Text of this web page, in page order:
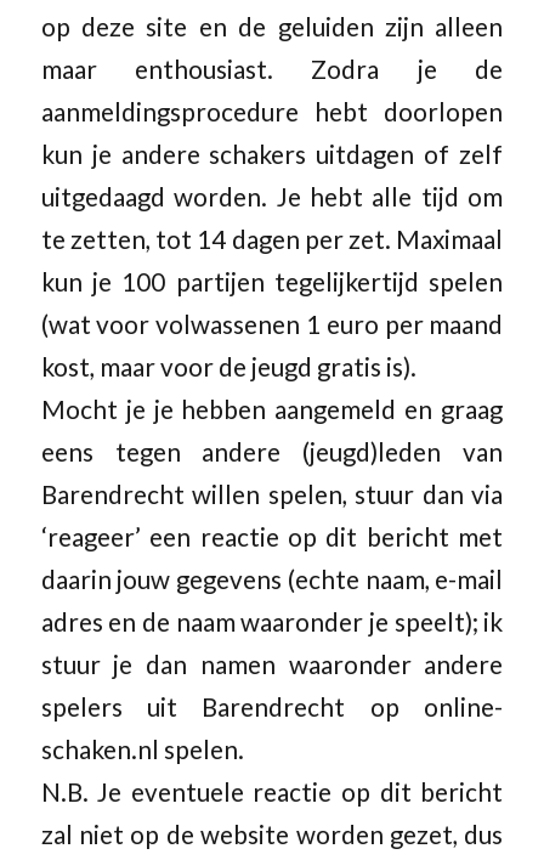
op deze site en de geluiden zijn alleen
maar enthousiast. Zodra je de
aanmeldingsprocedure hebt doorlopen
kun je andere schakers uitdagen of zelf
uitgedaagd worden. Je hebt alle tijd om
te zetten, tot 14 dagen per zet. Maximaal
kun je 100 partijen tegelijkertijd spelen
(wat voor volwassenen 1 euro per maand
kost, maar voor de jeugd gratis is).
Mocht je je hebben aangemeld en graag
eens tegen andere (jeugd)leden van
Barendrecht willen spelen, stuur dan via
‘reageer’ een reactie op dit bericht met
daarin jouw gegevens (echte naam, e-mail
adres en de naam waaronder je speelt); ik
stuur je dan namen waaronder andere
spelers uit Barendrecht op online-
schaken.nl spelen.
N.B. Je eventuele reactie op dit bericht
zal niet op de website worden gezet, dus